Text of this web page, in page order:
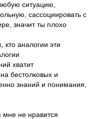
ситуацию,
сассоциировать с
значит ты плохо
кто аналогии эти
хватит
бестолковых и
знаний и понимания,
мне не нравится